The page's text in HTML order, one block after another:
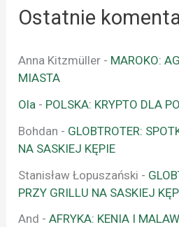
Ostatnie
Anna Kitzmüller - MAROKO:
MIASTA
Ola - POLSKA: KRYPTO DLA
Bohdan - GLOBTROTER:
NA SASKIEJ KĘPIE
Stanisław Łopuszański -
PRZY GRILLU NA SASKIEJ
And -AFRYKA: KENIA I